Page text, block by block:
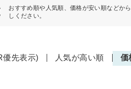
おすすめ順や人気順、価格が安い順などか
しください。
優先表示) 人気が高い順 価